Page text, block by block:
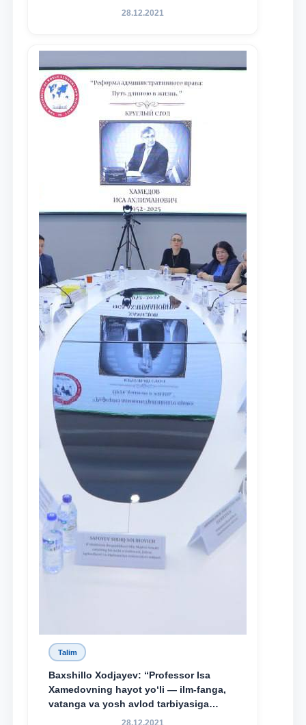
amalga oshirilayotgan islohotlar hamda
maqsadida xorijiy va mahalliy ilmiy
nashrlarda chop etilgan maqolalar
dayjesti
28.12.2021
Talim
Baxshillo Xodjayev: “Professor Isa
Xamedovning hayot yo‘li — ilm-fanga,
vatanga va yosh avlod tarbiyasiga
sodiqlikning oliy namunasidir”.
28.12.2021